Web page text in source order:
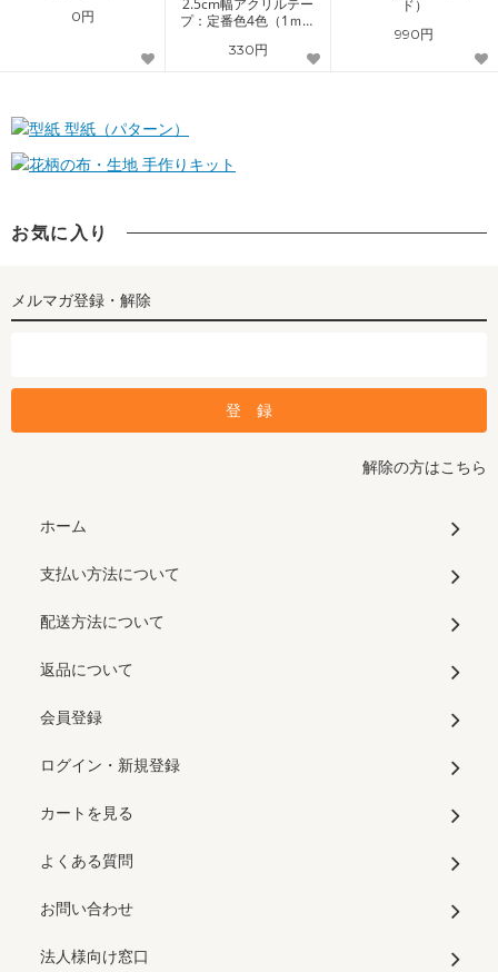
0円
2.5cm幅アクリルテー
プ：定番色4色（1ｍ単
330円
ド）
990円
型紙（パターン）
手作りキット
お気に入り
メルマガ登録・解除
解除の方はこちら
ホーム
支払い方法について
配送方法について
返品について
会員登録
ログイン・新規登録
カートを見る
よくある質問
お問い合わせ
法人様向け窓口